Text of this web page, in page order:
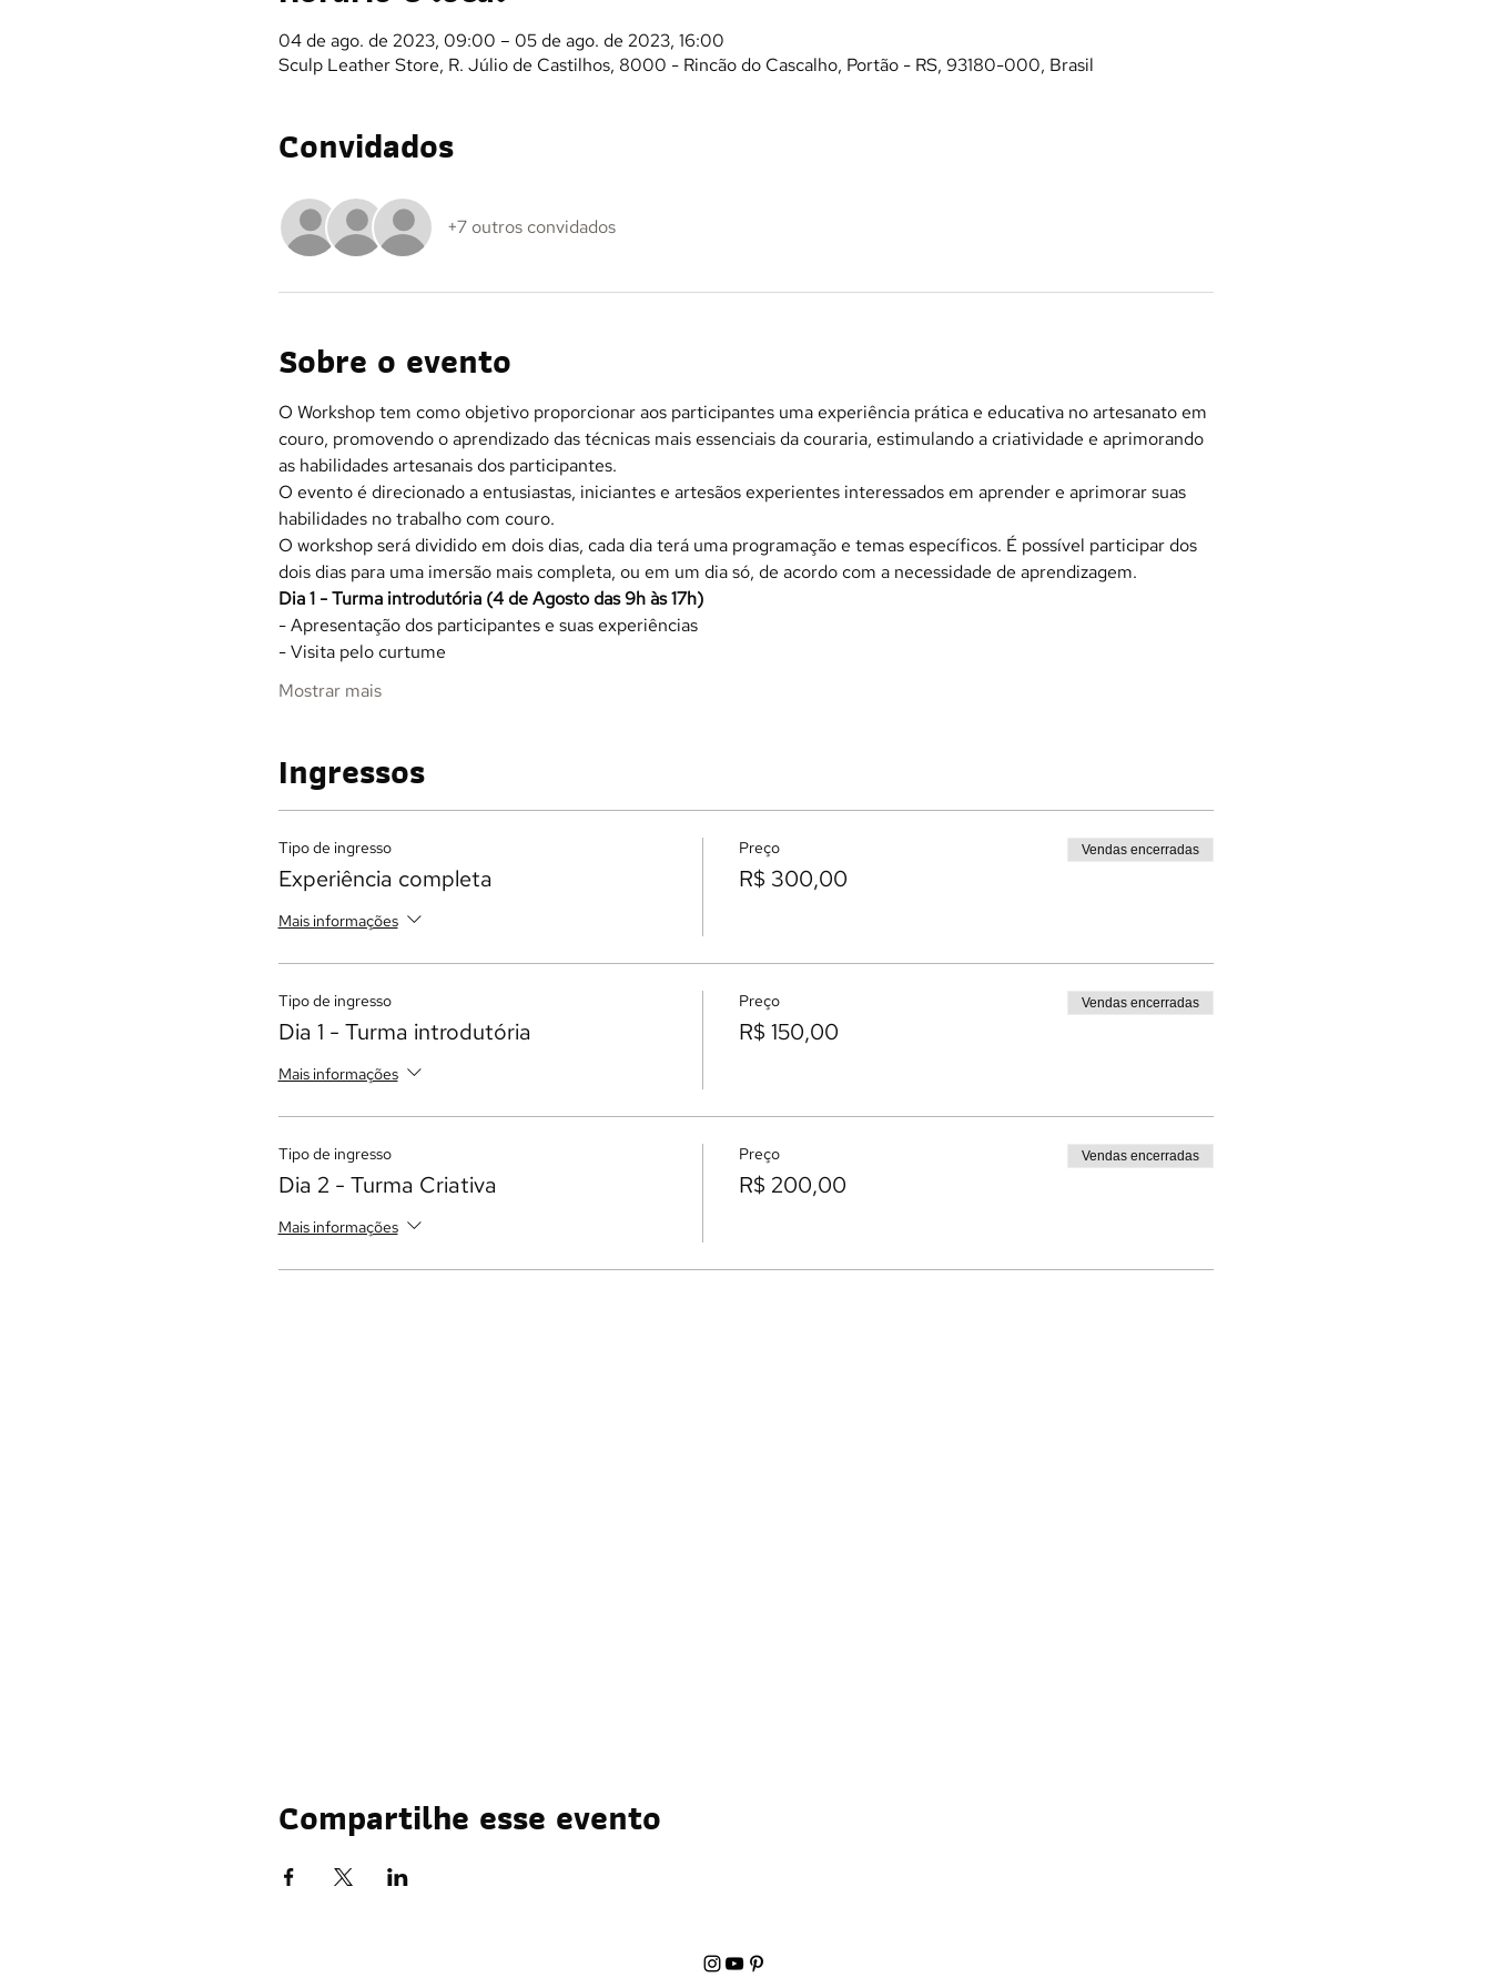
04 de ago. de 2023, 09:00 – 05 de ago. de 2023, 16:00
Sculp Leather Store, R. Júlio de Castilhos, 8000 - Rincão do Cascalho, Portão - RS, 93180-000, Brasil
Convidados
+7 outros convidados
Sobre o evento
O Workshop tem como objetivo proporcionar aos participantes uma experiência prática e educativa no artesanato em
couro, promovendo o aprendizado das técnicas mais essenciais da couraria, estimulando a criatividade e aprimorando
as habilidades artesanais dos participantes.
O evento é direcionado a entusiastas, iniciantes e artesãos experientes interessados em aprender e aprimorar suas
habilidades no trabalho com couro.
O workshop será dividido em dois dias, cada dia terá uma programação e temas específicos. É possível participar dos
dois dias para uma imersão mais completa, ou em um dia só, de acordo com a necessidade de aprendizagem.
Dia 1 - Turma introdutória (4 de Agosto das 9h às 17h)
- Apresentação dos participantes e suas experiências
- Visita pelo curtume
Mostrar mais
Ingressos
Tipo de ingresso
Experiência completa
Mais informações
Preço
R$ 300,00
Vendas encerradas
Tipo de ingresso
Dia 1 - Turma introdutória
Mais informações
Preço
R$ 150,00
Vendas encerradas
Tipo de ingresso
Dia 2 - Turma Criativa
Mais informações
Preço
R$ 200,00
Vendas encerradas
Compartilhe esse evento